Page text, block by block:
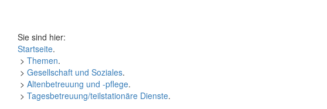
Sie sind hier:
Startseite.
> Themen.
> Gesellschaft und Soziales.
> Altenbetreuung und -pflege.
> Tagesbetreuung/teilstationäre Dienste.